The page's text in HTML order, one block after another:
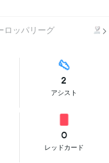
ロッパリーグ
2
アシスト
0
レッドカード